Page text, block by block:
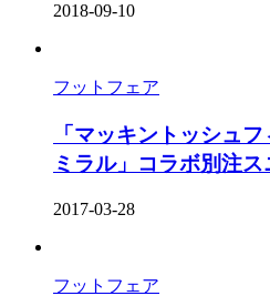
2018-09-10
フットフェア
「マッキントッシュ
ミラル」コラボ別注ス
2017-03-28
フットフェア